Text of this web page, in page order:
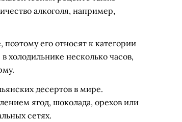
алкоголя, например,
его относят к категории
холодильнике несколько часов,
десертов в мире.
ягод, шоколада, орехов или
сетях.